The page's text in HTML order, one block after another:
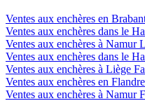
Ventes aux enchères en
Ventes aux enchères dans le
Ventes aux enchères à Namur
Ventes aux enchères dans le
Ventes aux enchères à Liège
Ventes aux enchères en
Ventes aux enchères à Namur